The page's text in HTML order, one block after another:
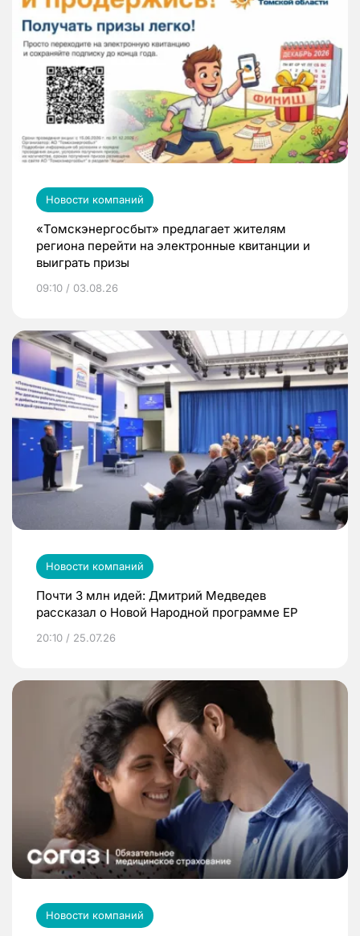
Новости компаний
«Томскэнергосбыт» предлагает жителям
региона перейти на электронные квитанции и
выиграть призы
09:10 / 03.08.26
Новости компаний
Почти 3 млн идей: Дмитрий Медведев
рассказал о Новой Народной программе ЕР
20:10 / 25.07.26
Новости компаний